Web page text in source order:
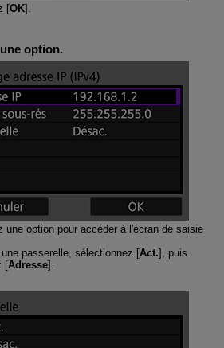
[OK].
option.
une option pour accéder à l'écran de saisie
passerelle, sélectionnez [Act.], puis
[Adresse].